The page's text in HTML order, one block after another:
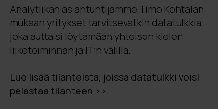
Analytiikan asiantuntijamme Timo Kohtalan
mukaan yritykset tarvitsevatkin datatulkkia,
joka auttaisi löytämään yhteisen kielen
liiketoiminnan ja IT:n välillä.
Lue lisää tilanteista, joissa datatulkki voisi
pelastaa tilanteen >>